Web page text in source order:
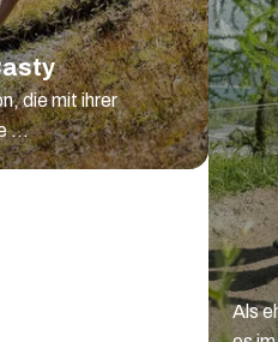
die mit ihrer
...
Als